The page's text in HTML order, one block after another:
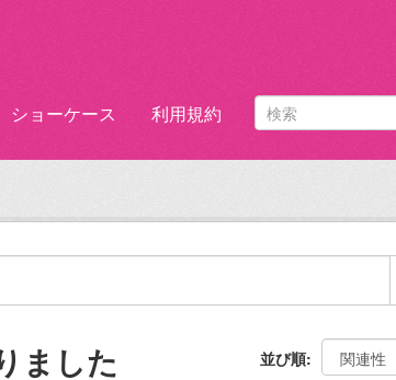
ショーケース 利用規約
並び順
ました